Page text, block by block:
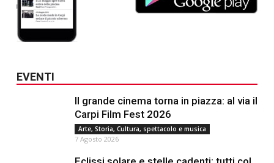
EVENTI
Il grande cinema torna in piazza: al via il
Carpi Film Fest 2026
Arte, Storia, Cultura, spettacolo e musica
7 Agosto 2026